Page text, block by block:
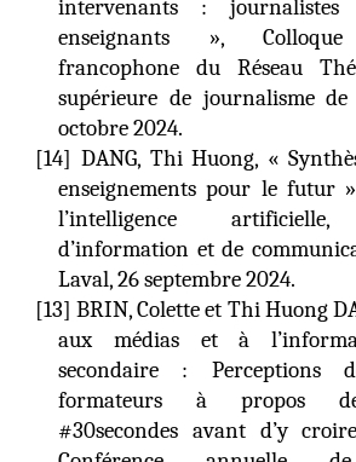
intervenants :
enseignants »,
francophone du Réseau
supérieure de journalisme
octobre 2024.
[14] DANG, Thi Huong, «
enseignements pour le futur
l’intelligence artificielle,
d’information et de
Laval, 26 septembre 2024.
[13] BRIN, Colette et Thi Huong
aux médias et à
secondaire : Perceptions
formateurs à propos
#30secondes avant d’y